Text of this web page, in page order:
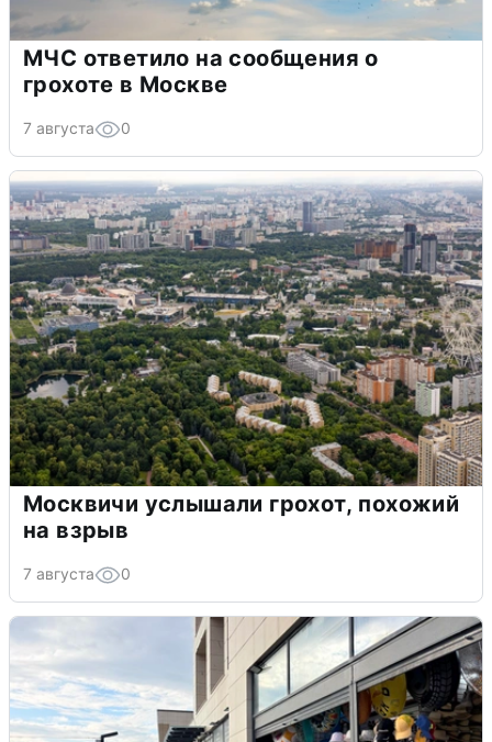
МЧС ответило на сообщения о
грохоте в Москве
7 августа 0
Москвичи услышали грохот, похожий
на взрыв
7 августа 0